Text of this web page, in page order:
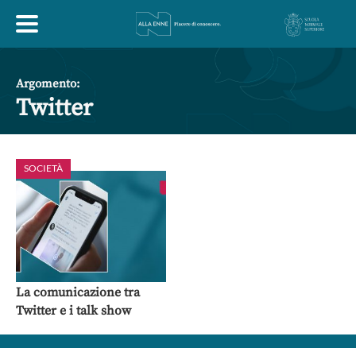
ESPLORA
ABOUT
ARTE
LETTERATURA MONDO ANTICO
POLITICA SCIENZE
Argomento:
Twitter
SOCIETÀ
La comunicazione tra
Twitter e i talk show